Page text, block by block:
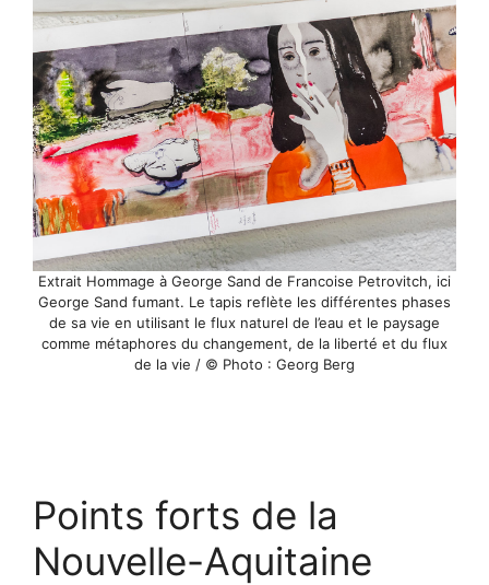
Extrait Hommage à George Sand de Francoise Petrovitch, ici
George Sand fumant. Le tapis reflète les différentes phases
de sa vie en utilisant le flux naturel de l’eau et le paysage
comme métaphores du changement, de la liberté et du flux
de la vie / © Photo : Georg Berg
Points forts de la
Nouvelle-Aquitaine